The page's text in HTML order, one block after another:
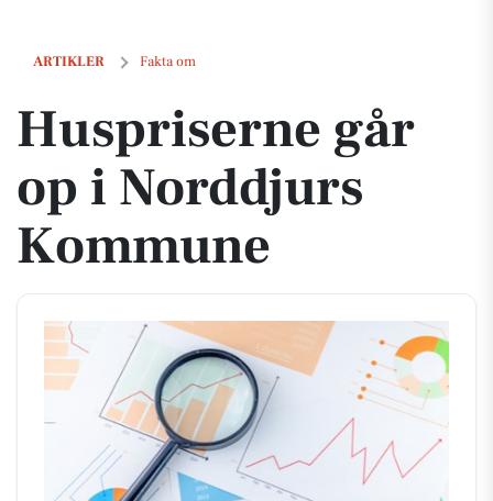
ARTIKLER Fakta om
Huspriserne går op i Norddjurs Kommune
Huspriserne går
op i Norddjurs
Kommune